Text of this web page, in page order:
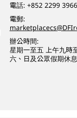
電話: +852 2299 3966
電郵:
辦公時間:
星期一至五 上午九時
六、日及公眾假期休